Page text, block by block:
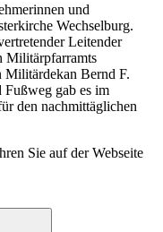
und
Wechselburg.
Leitender
Militärpfarramts
Militärdekan Bernd F.
Fußweg gab es im
den nachmittäglichen
Sie auf der Webseite